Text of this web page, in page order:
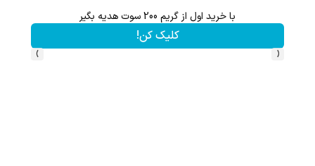
Image failed to loadبا خرید اول از گریم 200 سوت هدیه بگیر
کلیک کن!
‹
›